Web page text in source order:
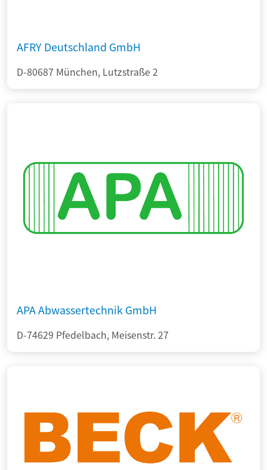
AFRY Deutschland GmbH
D-80687 München, Lutzstraße 2
APA Abwassertechnik GmbH
D-74629 Pfedelbach, Meisenstr. 27